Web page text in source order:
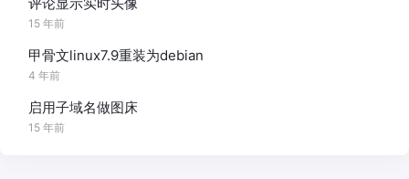
15 年前
甲骨文linux7.9重装为debian
4 年前
启用子域名做图床
15 年前